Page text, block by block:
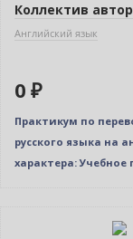
Коллектив
Английский язык
0 ₽
Практикум по
русского языка на
характера: Учебное